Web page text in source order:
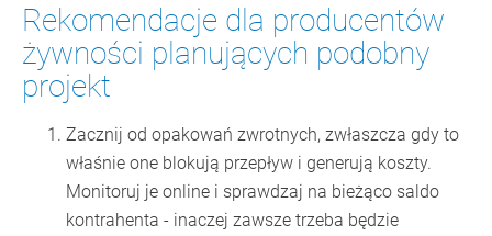
Rekomendacje dla producentów
żywności planujących podobny
projekt
Zacznij od opakowań zwrotnych, zwłaszcza gdy to
właśnie one blokują przepływ i generują koszty.
Monitoruj je online i sprawdzaj na bieżąco saldo
kontrahenta - inaczej zawsze trzeba będzie